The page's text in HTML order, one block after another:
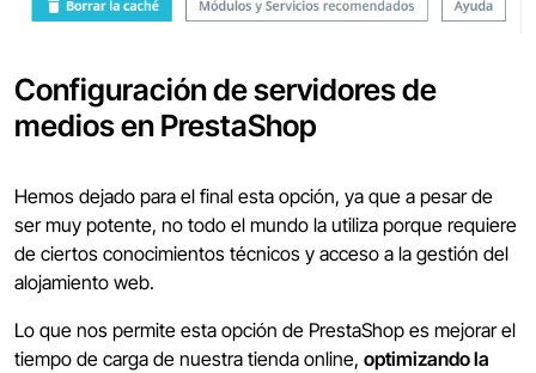
Configuración de servidores de
medios en PrestaShop
Hemos dejado para el final esta opción, ya que a pesar de
ser muy potente, no todo el mundo la utiliza porque requiere
de ciertos conocimientos técnicos y acceso a la gestión del
alojamiento web.
Lo que nos permite esta opción de PrestaShop es mejorar el
tiempo de carga de nuestra tienda online, optimizando la